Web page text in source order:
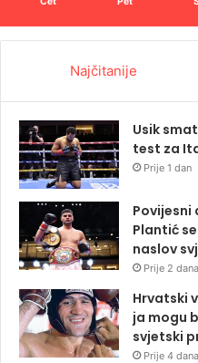
Najčitanije
Usik
test za
Prije 1 dan
Povijesni
Plantić
naslov
Prije 2 dana
Hrvatski
ja mogu
svjetski
Prije 4 dana